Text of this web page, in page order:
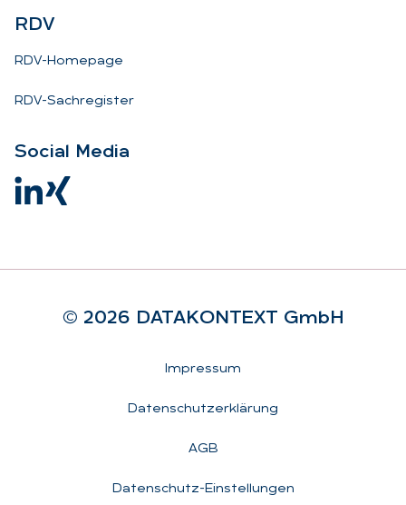
RDV
RDV-Homepage
RDV-Sachregister
So­ci­al Me­dia
© 2026 DA­TA­KON­TEXT GmbH
Impressum
Datenschutzerklärung
AGB
Datenschutz-Einstellungen